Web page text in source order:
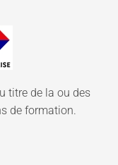
titre de la ou des
de formation.